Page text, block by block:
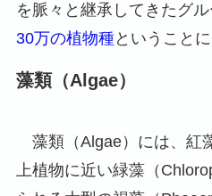
を脈々と継承してきたグ
30万の植物種ということに
藻類（Algae）
藻類（Algae）には、紅
上植物に近い緑藻（